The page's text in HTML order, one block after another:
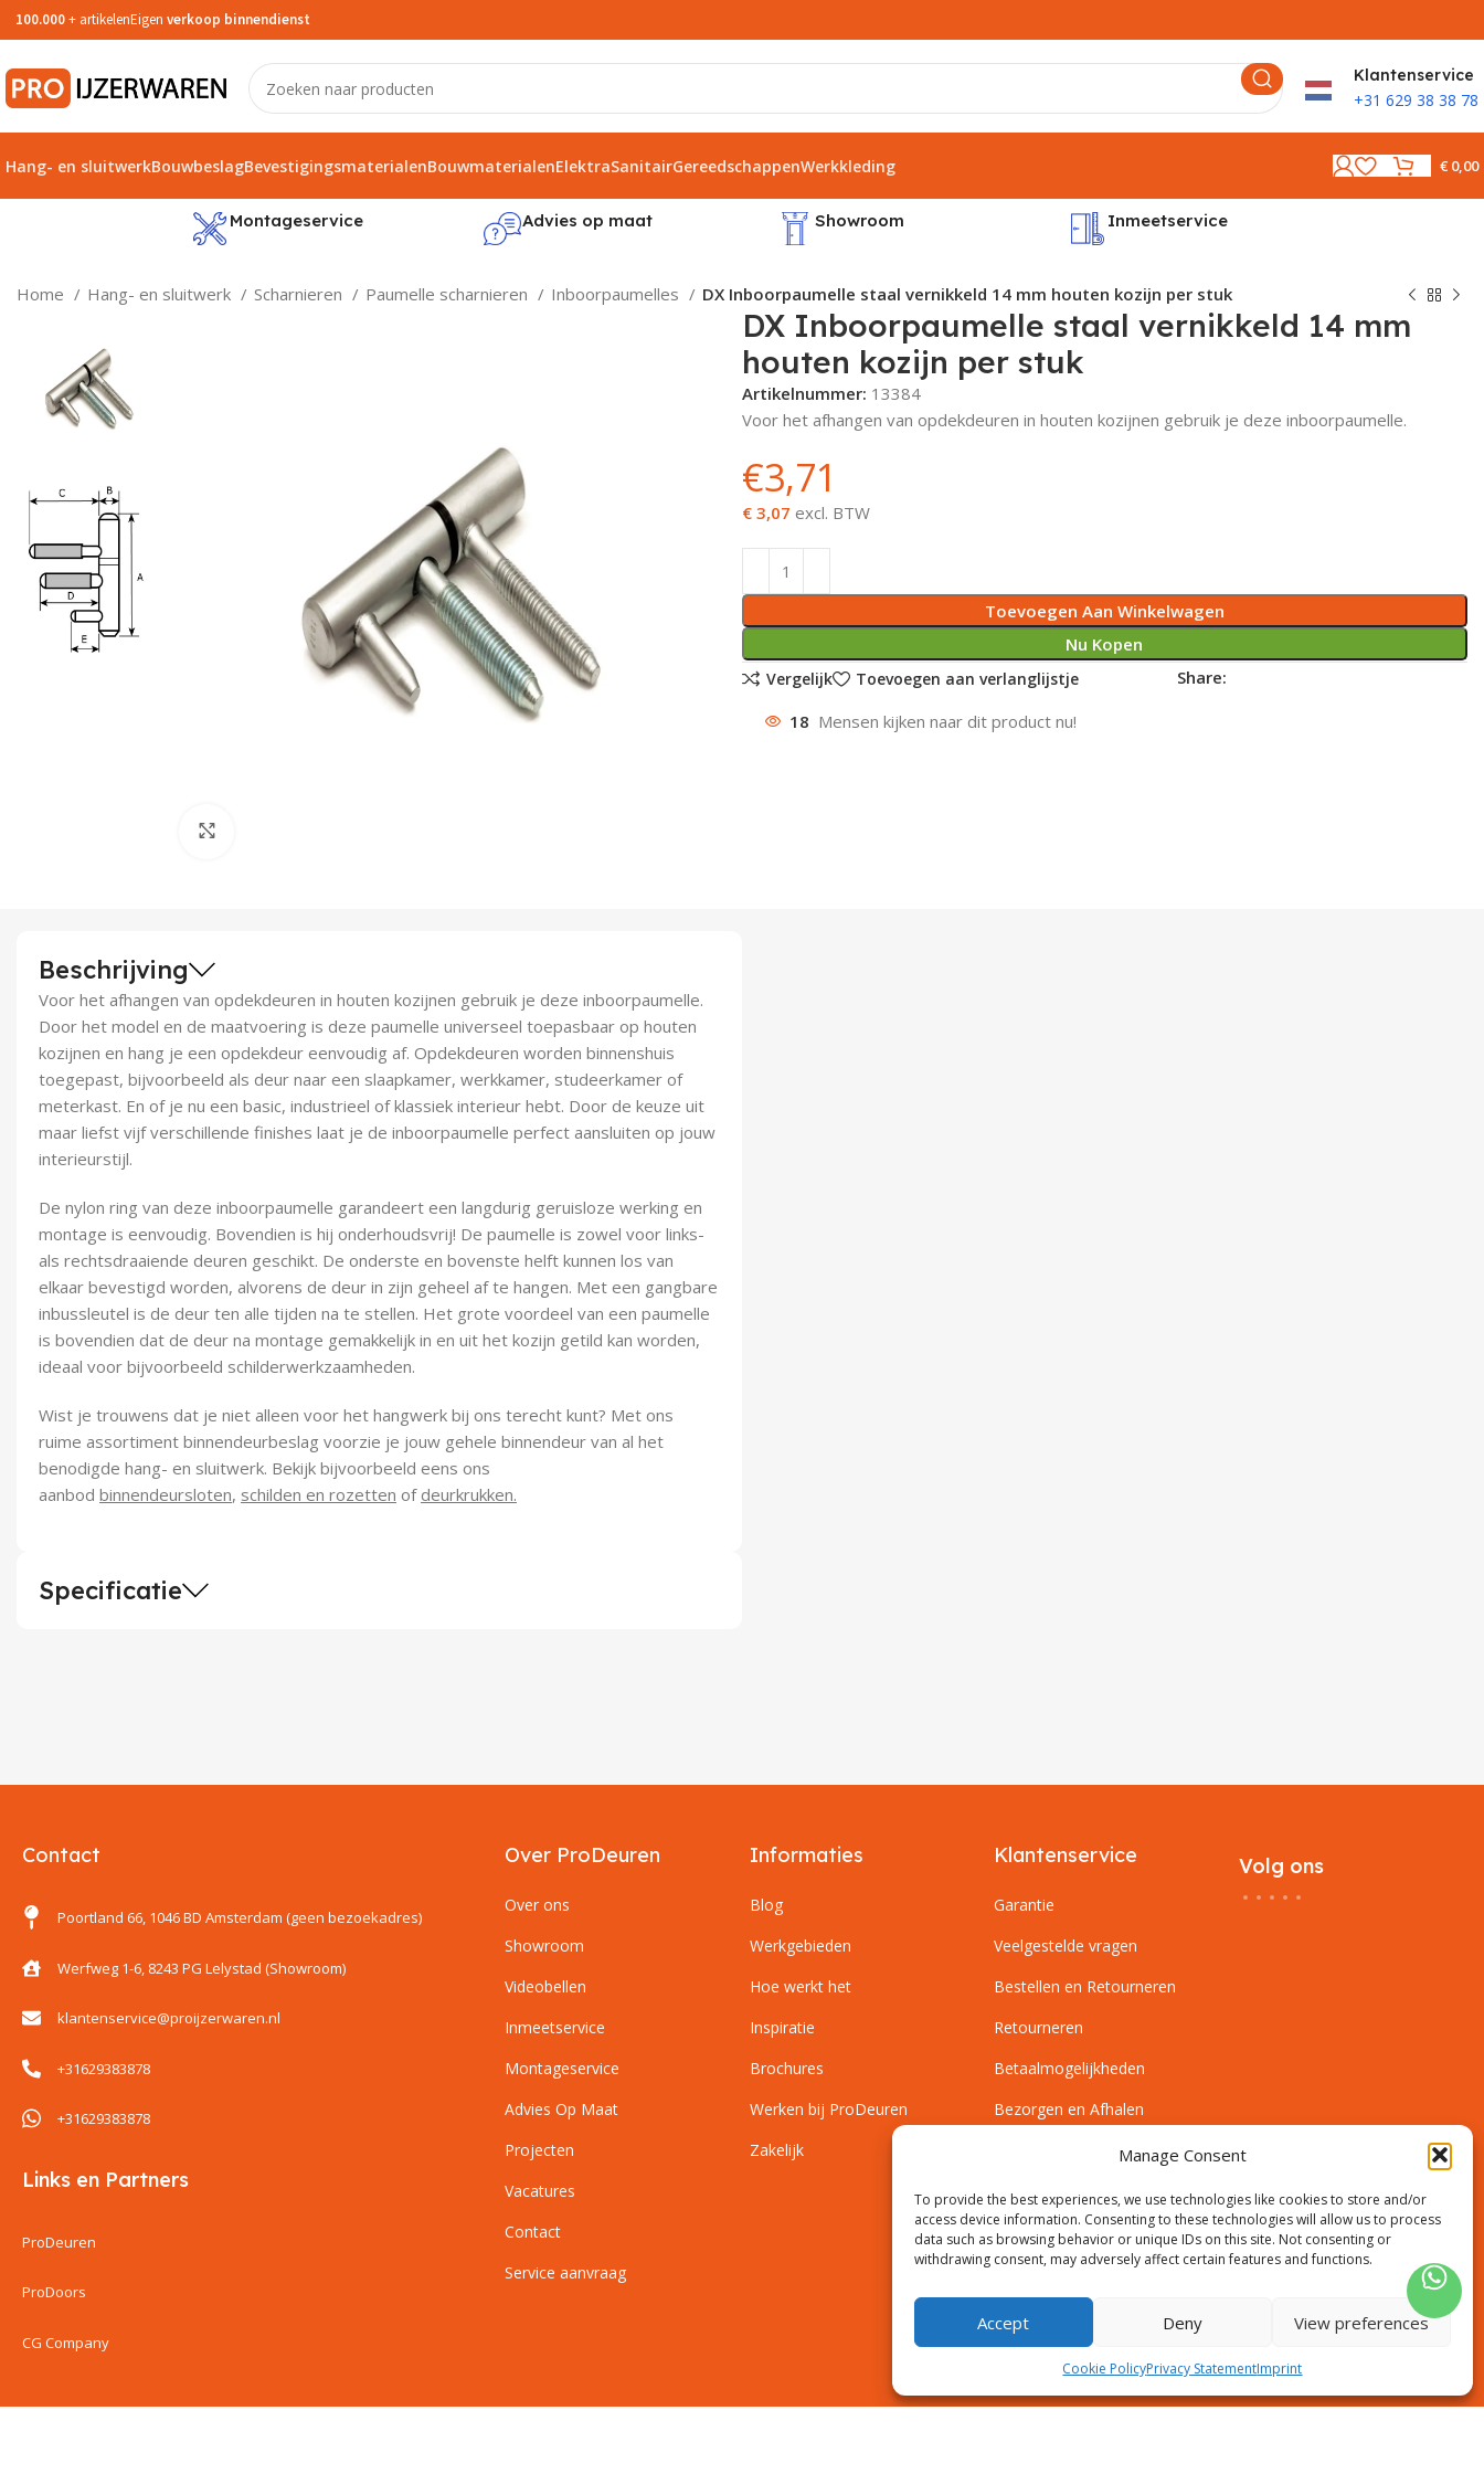
Manage Consent
To provide the best experiences, we use technologies like cookies to store and/or
access device information. Consenting to these technologies will allow us to process
data such as browsing behavior or unique IDs on this site. Not consenting or
withdrawing consent, may adversely affect certain features and functions.
Accept Deny View preferences
Cookie PolicyPrivacy StatementImprint
100.000+ artikelenEigen verkoop binnendienst
Klantenservice
+31 629 38 38 78
Hang- en sluitwerkBouwbeslagBevestigingsmaterialenBouwmaterialenElektraSanitairGereedschappenWerkkleding €0,00
Montageservice Advies op maat Showroom Inmeetservice
Home Hang- en sluitwerk Scharnieren Paumelle scharnieren Inboorpaumelles DX Inboorpaumelle staal vernikkeld 14 mm houten kozijn per stuk
DX Inboorpaumelle staal vernikkeld 14 mm
houten kozijn per stuk
Artikelnummer: 13384
Voor het afhangen van opdekdeuren in houten kozijnen gebruik je deze inboorpaumelle.
€3,71
€ 3,07 excl. BTW
Toevoegen Aan Winkelwagen
Nu Kopen
Vergelijk Toevoegen aan verlanglijstje Share:
18 Mensen kijken naar dit product nu!
Beschrijving
Voor het afhangen van opdekdeuren in houten kozijnen gebruik je deze inboorpaumelle.
Door het model en de maatvoering is deze paumelle universeel toepasbaar op houten
kozijnen en hang je een opdekdeur eenvoudig af. Opdekdeuren worden binnenshuis
toegepast, bijvoorbeeld als deur naar een slaapkamer, werkkamer, studeerkamer of
meterkast. En of je nu een basic, industrieel of klassiek interieur hebt. Door de keuze uit
maar liefst vijf verschillende finishes laat je de inboorpaumelle perfect aansluiten op jouw
interieurstijl.
De nylon ring van deze inboorpaumelle garandeert een langdurig geruisloze werking en
montage is eenvoudig. Bovendien is hij onderhoudsvrij! De paumelle is zowel voor links-
als rechtsdraaiende deuren geschikt. De onderste en bovenste helft kunnen los van
elkaar bevestigd worden, alvorens de deur in zijn geheel af te hangen. Met een gangbare
inbussleutel is de deur ten alle tijden na te stellen. Het grote voordeel van een paumelle
is bovendien dat de deur na montage gemakkelijk in en uit het kozijn getild kan worden,
ideaal voor bijvoorbeeld schilderwerkzaamheden.
Wist je trouwens dat je niet alleen voor het hangwerk bij ons terecht kunt? Met ons
ruime assortiment binnendeurbeslag voorzie je jouw gehele binnendeur van al het
benodigde hang- en sluitwerk. Bekijk bijvoorbeeld eens ons
aanbod binnendeursloten, schilden en rozetten of deurkrukken.
Specificatie
Contact
Poortland 66, 1046 BD Amsterdam (geen bezoekadres)
Werfweg 1-6, 8243 PG Lelystad (Showroom)
klantenservice@proijzerwaren.nl
+31629383878
+31629383878
Links en Partners
ProDeuren
ProDoors
CG Company
Over ProDeuren
Over ons
Showroom
Videobellen
Inmeetservice
Montageservice
Advies Op Maat
Projecten
Vacatures
Contact
Service aanvraag
Informaties
Blog
Werkgebieden
Hoe werkt het
Inspiratie
Brochures
Werken bij ProDeuren
Zakelijk
Klantenservice
Garantie
Veelgestelde vragen
Bestellen en Retourneren
Retourneren
Betaalmogelijkheden
Bezorgen en Afhalen
Leveringsvoorwaarden
Montagevoorwaarden
Inmeetservice Voorwaarden
Volg ons